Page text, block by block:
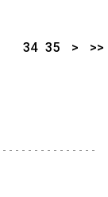
34 35 > >>